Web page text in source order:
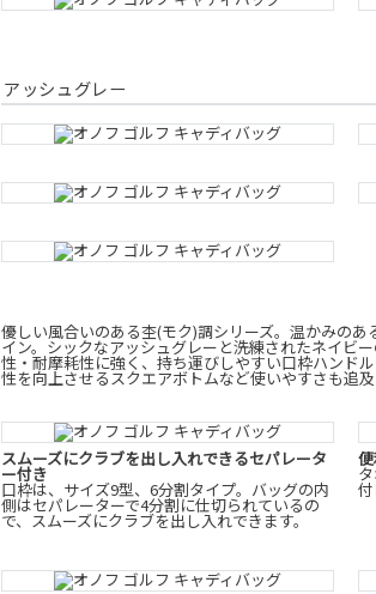
アッシュグレー
優しい風合いのある杢(モク)調シリーズ。温かみの
イン。シックなアッシュグレーと洗練されたネイビ
性・耐摩耗性に強く、持ち運びしやすい口枠ハンド
性を向上させるスクエアボトムなど使いやすさも追及
スムーズにクラブを出し入れできるセパレータ
ー付き
口枠は、サイズ9型、6分割タイプ。バッグの内
側はセパレーターで4分割に仕切られているの
で、スムーズにクラブを出し入れできます。